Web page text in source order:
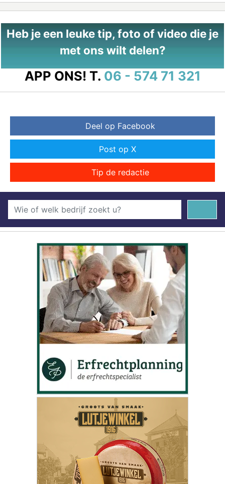
Heb je een leuke tip, foto of video die je
met ons wilt delen?
APP ONS! T. 06 - 574 71 321
Deel op Facebook
Post op X
Tip de redactie